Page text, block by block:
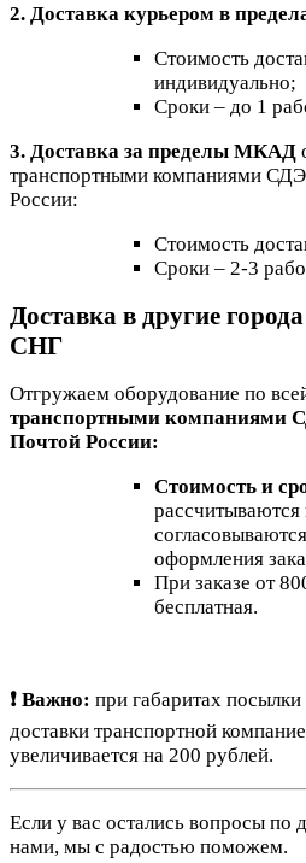
2. Доставка курьером в
Стоимость
индивидуально;
Сроки – до 1
3. Доставка за пределы МКАД
транспортными компаниями
России:
Стоимость
Сроки – 2-3
Доставка в другие
СНГ
Отгружаем оборудование по
транспортными компаниями
Почтой России:
Стоимость и
оформления
При заказе от
бесплатная.
❗ Важно: при габаритах
доставки транспортной
увеличивается на 200 рублей.
Если у вас остались вопросы по
нами, мы с радостью поможем.